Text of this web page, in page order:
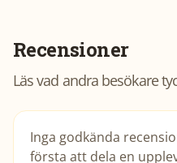
Recensioner
Läs vad andra besökare
Inga godkända
första att dela en